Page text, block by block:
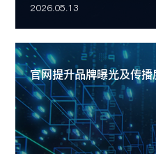
2026.05.13
官网提升品牌曝光及传